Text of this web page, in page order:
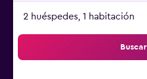
2 huéspedes, 1 habitación
Buscar